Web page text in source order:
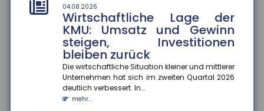
04.08.2026
Wirtschaftliche Lage der
KMU: Umsatz und Gewinn
steigen, Investitionen
bleiben zurück
Die wirtschaftliche Situation kleiner und mittlerer
Unternehmen hat sich im zweiten Quartal 2026
deutlich verbessert. In...
mehr...
Durchschnittskosten für
Blitzschäden gestiegen
Die Zahl der Blitz- und Überspannungsschäden in
Deutschland ist zwar gesunken, dafür stiegen die
durchschnittlichen Sch...
mehr...
01.08.2026
Kennzeichnungspflicht für KI-